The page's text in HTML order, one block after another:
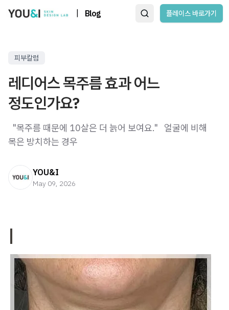
Blog 플레이스 바로가기
피부칼럼
레디어스 목주름 효과 어느
정도인가요?
​ ​ "목주름 때문에 10살은 더 늙어 보여요." ​ ​ 얼굴에 비해
목은 방치하는 경우
YOU&I
May 09, 2026